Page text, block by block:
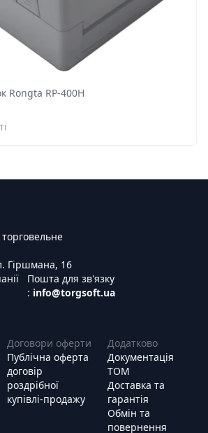
Rongta RP-400H
Гіршмана, 16
Пошта для зв'язку
: info@torgsoft.ua
Договори оферти
Публічна оферта
договір
роздрібної
купівлі-продажу
Додатково
Документація
ТОМ
Доставка та
гарантія
Обмін та
повернення